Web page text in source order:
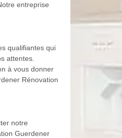
entreprise
qualifiantes qui
attentes.
à vous donner
Rénovation
notre
Guerdener